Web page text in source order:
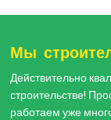
Мы
Действительно
строительстве!
работаем уже